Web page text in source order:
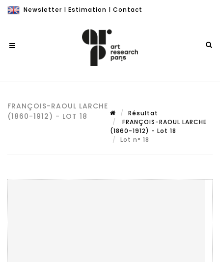
Newsletter | Estimation | Contact
FRANÇOIS-RAOUL LARCHE
(1860-1912) - LOT 18
Résultat
FRANÇOIS-RAOUL LARCHE
(1860-1912) - Lot 18
Lot n° 18